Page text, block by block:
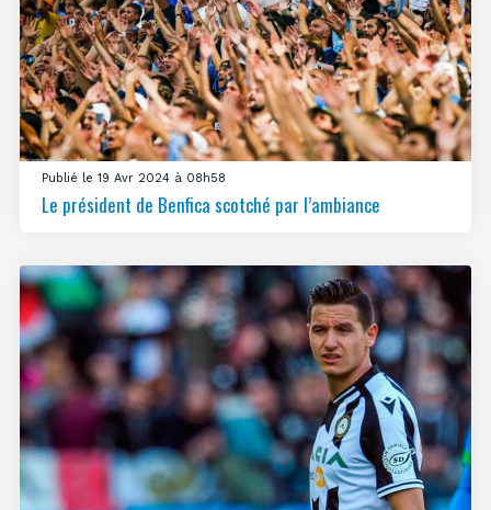
Publié le 19 Avr 2024 à 08h58
Le président de Benfica scotché par l’ambiance